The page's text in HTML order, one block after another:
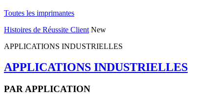
Toutes les imprimantes
Histoires de Réussite Client New
APPLICATIONS INDUSTRIELLES
APPLICATIONS INDUSTRIELLES
PAR APPLICATION